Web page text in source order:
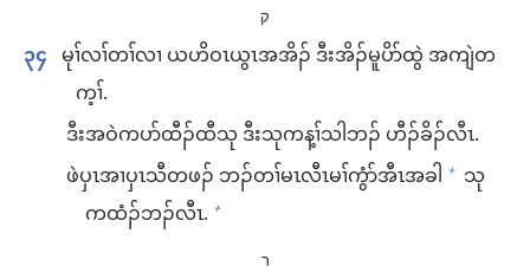
ק
၃၄ မုၢ်လၢ်​တၢ်​လၢ ယဟိဝၤ​ယွၤ​အ​အိၣ်​ ဒီး​အိၣ်မူ​ပိာ်ထွဲ အကျဲ​တ
က့ၢ်.
ဒီး​အ​ဝဲ​က​ပာ်ထီၣ်​ထီ​သု ဒီး​သု​က​န့ၢ်သါ​ဘၣ်​ ဟီၣ်ခိၣ်​လီၤ.
ဖဲ​ပှၤအၢ​ပှၤသီ​တဖၣ်​ ​ဘၣ်​တၢ်မၤ​လီၤမၢ်​ကွံာ်​အီၤ​အခါ + သု​
က​ထံၣ်​ဘၣ်​လီၤ. +